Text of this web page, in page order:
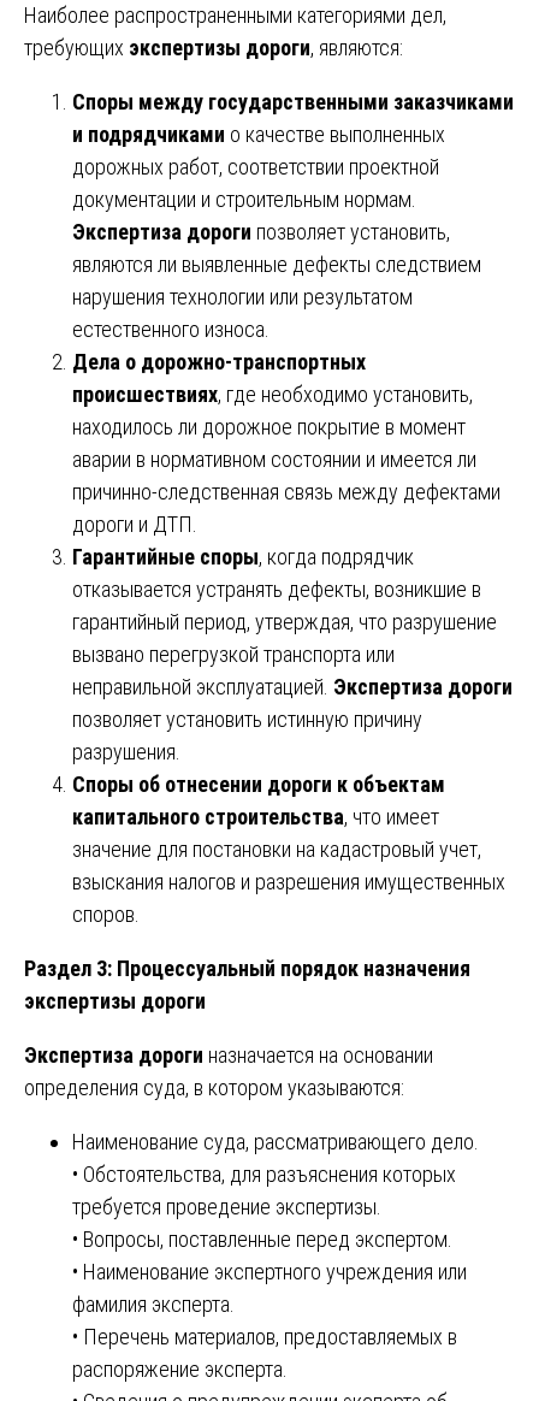
Наиболее распространенными категориями дел,
требующих экспертизы дороги, являются:
Споры между государственными заказчиками
и подрядчиками о качестве выполненных
дорожных работ, соответствии проектной
документации и строительным нормам.
Экспертиза дороги позволяет установить,
являются ли выявленные дефекты следствием
нарушения технологии или результатом
естественного износа.
Дела о дорожно-транспортных
происшествиях, где необходимо установить,
находилось ли дорожное покрытие в момент
аварии в нормативном состоянии и имеется ли
причинно-следственная связь между дефектами
дороги и ДТП.
Гарантийные споры, когда подрядчик
отказывается устранять дефекты, возникшие в
гарантийный период, утверждая, что разрушение
вызвано перегрузкой транспорта или
неправильной эксплуатацией. Экспертиза дороги
позволяет установить истинную причину
разрушения.
Споры об отнесении дороги к объектам
капитального строительства, что имеет
значение для постановки на кадастровый учет,
взыскания налогов и разрешения имущественных
споров.
Раздел 3: Процессуальный порядок назначения
экспертизы дороги
Экспертиза дороги назначается на основании
определения суда, в котором указываются:
Наименование суда, рассматривающего дело.
• Обстоятельства, для разъяснения которых
требуется проведение экспертизы.
• Вопросы, поставленные перед экспертом.
• Наименование экспертного учреждения или
фамилия эксперта.
• Перечень материалов, предоставляемых в
распоряжение эксперта.